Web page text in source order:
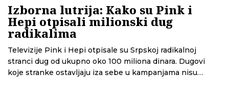
Izborna lutrija: Kako su Pink i
Hepi otpisali milionski dug
radikalima
Televizije Pink i Hepi otpisale su Srpskoj radikalnoj
stranci dug od ukupno oko 100 miliona dinara. Dugovi
koje stranke ostavljaju iza sebe u kampanjama nisu